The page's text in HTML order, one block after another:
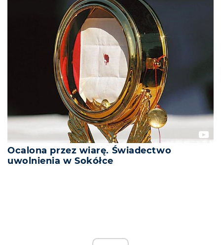
Ocalona przez wiarę. Świadectwo
uwolnienia w Sokółce